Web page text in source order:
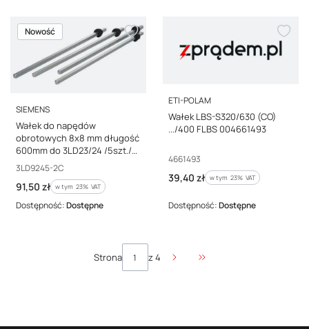
Nowość
PRODUCENT
SIEMENS
Wałek do napędów
obrotowych 8x8 mm długość
600mm do 3LD23/24 /5szt./
3LD9245-2C
Kod producenta
3LD9245-2C
Cena brutto
91,50 zł w tym %s VAT
w tym 23% VAT
Dostępność:Dostępne
PRODUCENT
ETI-POLAM
Wałek LBS-S320/630 (CO)
.../400 FLBS 004661493
Kod producenta
4661493
Cena brutto
39,40 zł w tym %s VAT
w tym 23% VAT
Dostępność:Dostępne
Strona z 4
Przejdź do ostatniej